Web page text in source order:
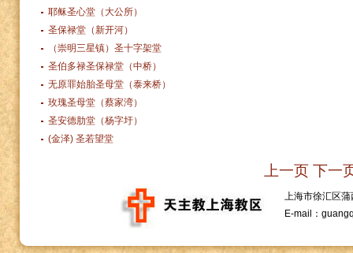
耶稣圣心堂（大公所）
圣保禄堂（新开河）
（崇明三星镇）圣十字架堂
圣伯多禄圣保禄堂（中桥）
无原罪始胎圣母堂（泰来桥）
玫瑰圣母堂（蔡家湾）
圣安德肋堂（杨字圩）
(金泽) 圣若望堂
上一页 下一
上海市徐汇区
E-mail：